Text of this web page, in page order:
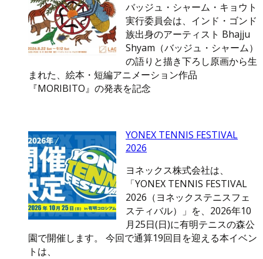
バッジュ・シャーム・キョウト
実行委員会は、インド・ゴンド
族出身のアーティスト Bhajju
Shyam（バッジュ・シャーム）
の語りと描き下ろし原画から生
まれた、絵本・短編アニメーション作品
『MORIBITO』の発表を記念
YONEX TENNIS FESTIVAL
2026
ヨネックス株式会社は、
「YONEX TENNIS FESTIVAL
2026（ヨネックステニスフェ
スティバル）」を、2026年10
月25日(日)に有明テニスの森公
園で開催します。 今回で通算19回目を迎える本イベン
トは、